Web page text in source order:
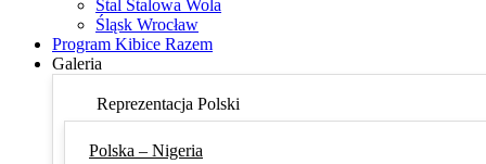
Stal Stalowa Wola
Śląsk Wrocław
Program Kibice Razem
Galeria
Reprezentacja Polski
Polska – Nigeria